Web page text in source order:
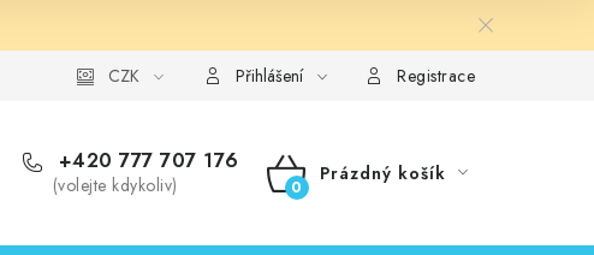
Podmínky ochrany osobních údajů Ověřování recenzí
CZK Přihlášení Registrace
+420 777 707 176
(volejte kdykoliv)
NÁKUPNÍ
Prázdný košík